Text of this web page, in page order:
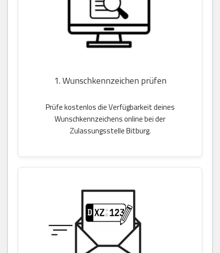
1. Wunschkennzeichen prüfen
Prüfe kostenlos die Verfügbarkeit deines
Wunschkennzeichens online bei der
Zulassungsstelle Bitburg.